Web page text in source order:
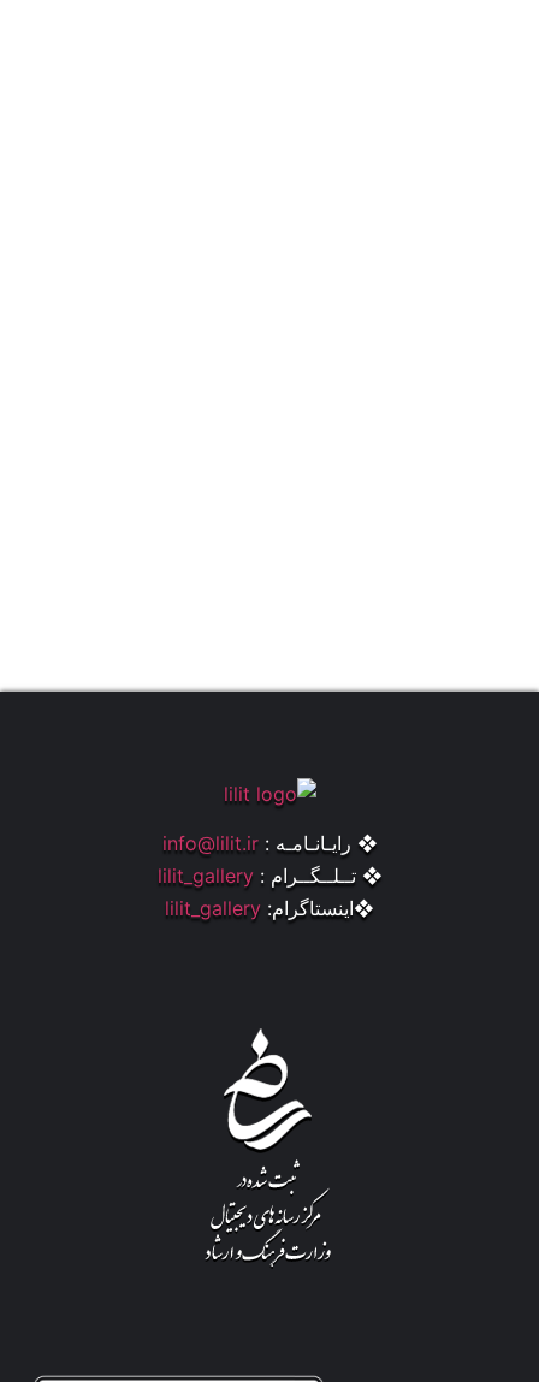
❖ رایـانـامـه : info@lilit.ir
❖ تــلــگــرام : lilit_gallery
❖اینستاگرام: lilit_gallery